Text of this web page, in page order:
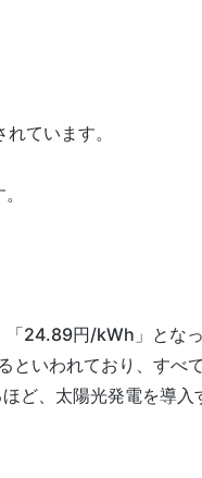
ています。
24.89円/kWh」とな
いわれており、すべ
ど、太陽光発電を導